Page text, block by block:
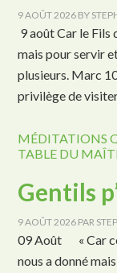
9 AOÛT 2026 BY
9 août Car le Fils
mais pour servir
plusieurs. Marc
privilège de
MÉDITATIONS
TABLE DU
Gentils
9 AOÛT 2026 PAR
09 Août « Car ce
nous a donné